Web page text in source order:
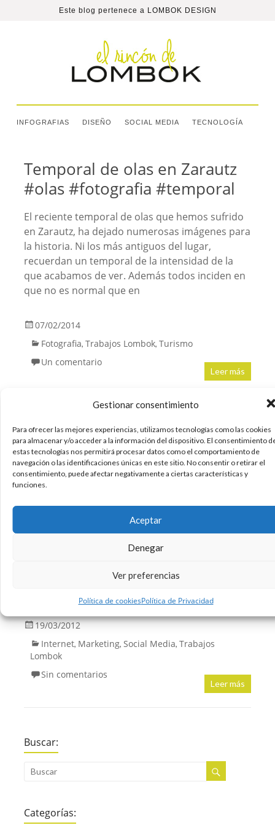
Gestionar consentimiento
Para ofrecer las mejores experiencias, utilizamos tecnologías como las cookies
para almacenar y/o acceder a la información del dispositivo. El consentimiento
estas tecnologías nos permitirá procesar datos como el comportamiento de
navegación o las identificaciones únicas en este sitio. No consentir o retirar el
consentimiento, puede afectar negativamente a ciertas características y
funciones.
Aceptar
Denegar
Ver preferencias
Política de cookiesPolítica de Privacidad
Este blog pertenece a LOMBOK DESIGN
INFOGRAFIAS DISEÑO SOCIAL MEDIA TECNOLOGÍA
Temporal de olas en Zarautz
#olas #fotografia #temporal
El reciente temporal de olas que hemos sufrido
en Zarautz, ha dejado numerosas imágenes para
la historia. Ni los más antiguos del lugar,
recuerdan un temporal de la intensidad de la
que acabamos de ver. Además todos inciden en
que no es normal que en
07/02/2014
Fotografia, Trabajos Lombok, Turismo
Un comentario
Leer más
Técnicas de búsqueda de
empleo a través de redes
sociales #socialmedia
#marketing
Hola. Una presentación sobre técnicas de
búsqueda de empleo a través de redes sociales.
Mostrando de una manera gráfica, lo que se
saludo View more presentations from Alfredo
19/03/2012
Internet, Marketing, Social Media, Trabajos
Lombok
Sin comentarios
Leer más
Buscar:
Categorías: